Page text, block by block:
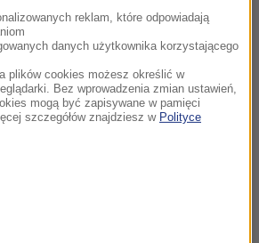
pod Tatrami. Kolarze
opanują Podhale
„Nie wiem, czy PiS nie
schowa się pod wodę”.
reklam, które odpowiadają
danych użytkownika korzystającego
plików cookies możesz określić w
Bez wprowadzenia zmian ustawień,
mogą być zapisywane w pamięci
szczegółów znajdziesz w Polityce